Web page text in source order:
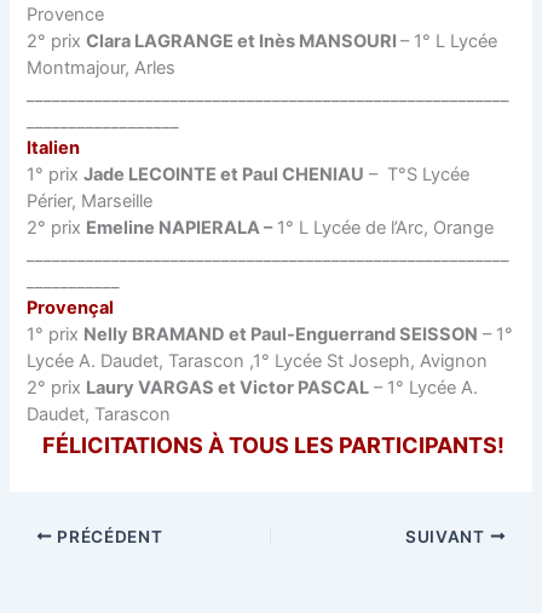
Provence
2° prixClara LAGRANGE et Inès MANSOURI– 1° L Lycée
Montmajour, Arles
Italien
1° prixJade LECOINTE et Paul CHENIAU – T°S Lycée
Périer, Marseille
2° prix Emeline NAPIERALA –1° L Lycée de l’Arc, Orange
Provençal
1° prix Nelly BRAMAND et Paul-Enguerrand SEISSON – 1°
Lycée A. Daudet, Tarascon ,1° Lycée St Joseph, Avignon
2° prix Laury VARGAS et Victor PASCAL – 1° Lycée A.
Daudet, Tarascon
FÉLICITATIONS À TOUS LES PARTICIPANTS!
PRÉCÉDENT SUIVANT